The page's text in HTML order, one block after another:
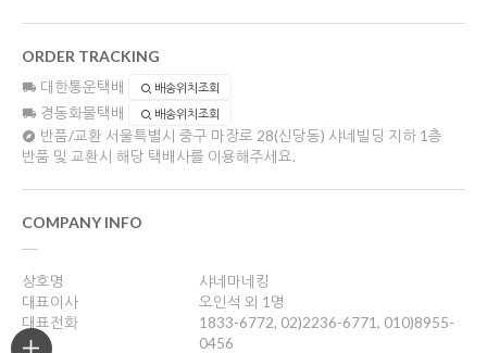
ORDER TRACKING
대한통운택배 배송위치조회
경동화물택배 배송위치조회
반품/교환 서울특별시 중구 마장로 28(신당동) 샤네빌딩 지하 1층
반품 및 교환시 해당 택배사를 이용해주세요.
COMPANY INFO
상호명
샤네마네킹
대표이사
오인석 외 1명
대표전화
1833-6772, 02)2236-6771, 010)8955-
0456